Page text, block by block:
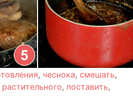
, чеснока, смешать,
растительного, поставить,